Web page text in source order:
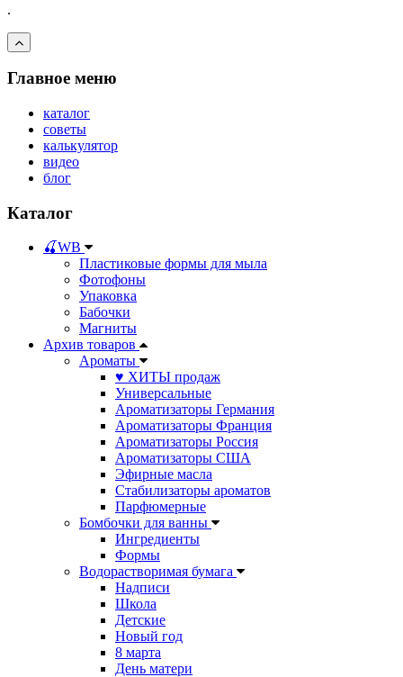
.
Главное меню
каталог
советы
калькулятор
видео
блог
Каталог
🍒WB
Пластиковые формы для мыла
Фотофоны
Упаковка
Бабочки
Магниты
Архив товаров
Ароматы
♥ ХИТЫ продаж
Универсальные
Ароматизаторы Германия
Ароматизаторы Франция
Ароматизаторы Россия
Ароматизаторы США
Эфирные масла
Стабилизаторы ароматов
Парфюмерные
Бомбочки для ванны
Ингредиенты
Формы
Водорастворимая бумага
Надписи
Школа
Детские
Новый год
8 марта
День матери